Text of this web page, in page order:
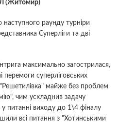
Л (Житомир)
раунду турніри
Суперліги та дві
максимально загострилася,
перемоги суперліговських
майже без проблем
чим ускладнив задачу
у питанні виходу до 1\4 фіналу
всі питання з "Хотинськими